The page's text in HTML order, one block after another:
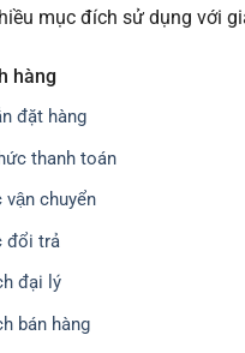
mục đích sử dụng với
hàng
đặt hàng
thanh toán
vận chuyển
đổi trả
đại lý
bán hàng